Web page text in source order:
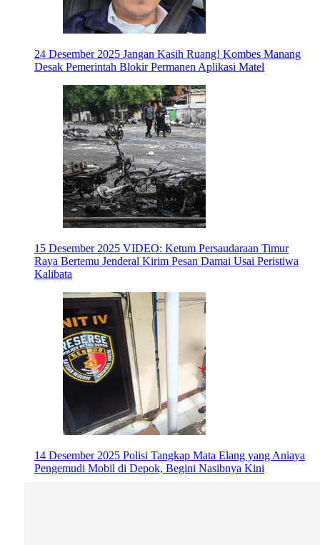
24 Desember 2025 Jangan Kasih Ruang! Kombes Manang
Desak Pemerintah Blokir Permanen Aplikasi Matel
15 Desember 2025 VIDEO: Ketum Persaudaraan Timur
Raya Bertemu Jenderal Kirim Pesan Damai Usai Peristiwa
Kalibata
14 Desember 2025 Polisi Tangkap Mata Elang yang Aniaya
Pengemudi Mobil di Depok, Begini Nasibnya Kini